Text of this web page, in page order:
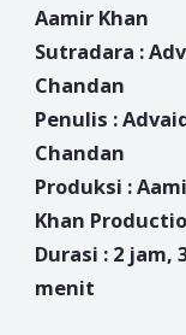
Aamir Khan
Sutradara :
Chandan
Penulis :
Chandan
Produksi :
Khan
Durasi : 2 jam,
menit